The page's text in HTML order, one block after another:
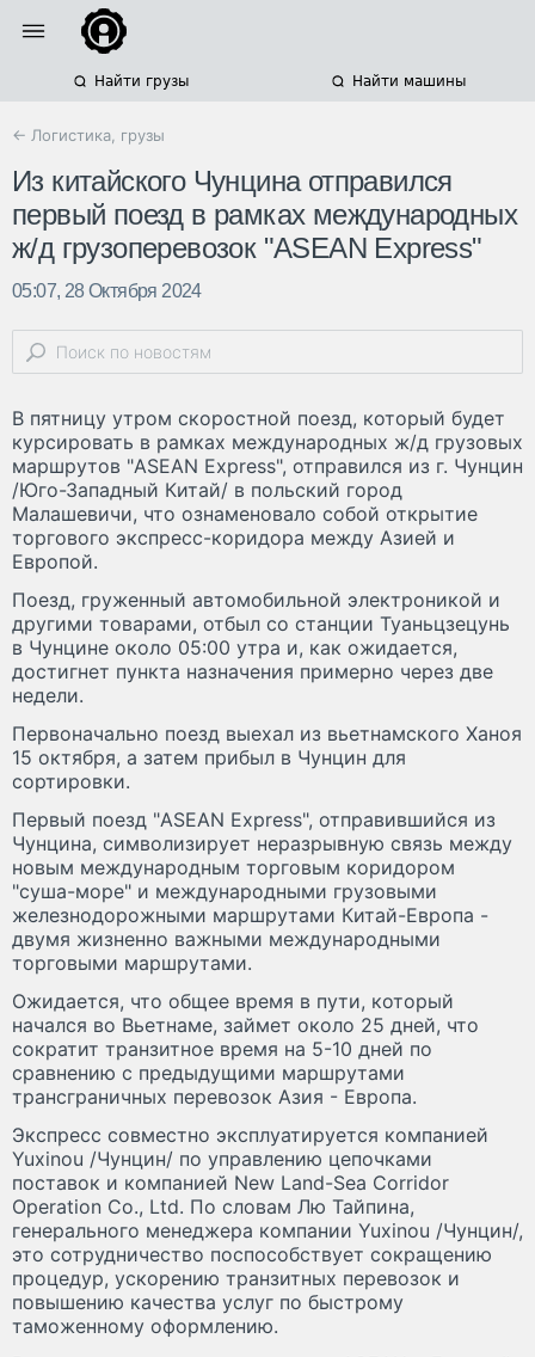
Найти грузы Найти машины
← Логистика, грузы
Из китайского Чунцина отправился
первый поезд в рамках международных
ж/д грузоперевозок "ASEAN Express"
05:07, 28 Октября 2024
В пятницу утром скоростной поезд, который будет
курсировать в рамках международных ж/д грузовых
маршрутов "ASEAN Express", отправился из г. Чунцин
/Юго-Западный Китай/ в польский город
Малашевичи, что ознаменовало собой открытие
торгового экспресс-коридора между Азией и
Европой.
Поезд, груженный автомобильной электроникой и
другими товарами, отбыл со станции Туаньцзецунь
в Чунцине около 05:00 утра и, как ожидается,
достигнет пункта назначения примерно через две
недели.
Первоначально поезд выехал из вьетнамского Ханоя
15 октября, а затем прибыл в Чунцин для
сортировки.
Первый поезд "ASEAN Express", отправившийся из
Чунцина, символизирует неразрывную связь между
новым международным торговым коридором
"суша-море" и международными грузовыми
железнодорожными маршрутами Китай-Европа -
двумя жизненно важными международными
торговыми маршрутами.
Ожидается, что общее время в пути, который
начался во Вьетнаме, займет около 25 дней, что
сократит транзитное время на 5-10 дней по
сравнению с предыдущими маршрутами
трансграничных перевозок Азия - Европа.
Экспресс совместно эксплуатируется компанией
Yuxinou /Чунцин/ по управлению цепочками
поставок и компанией New Land-Sea Corridor
Operation Co., Ltd. По словам Лю Тайпина,
генерального менеджера компании Yuxinou /Чунцин/,
это сотрудничество поспособствует сокращению
процедур, ускорению транзитных перевозок и
повышению качества услуг по быстрому
таможенному оформлению.